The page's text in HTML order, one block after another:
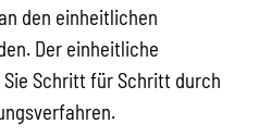
den einheitlichen
Der einheitliche
Schritt für Schritt durch